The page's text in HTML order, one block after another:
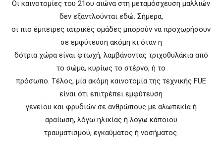
Οι καινοτομίες του 21ου αιώνα στη μεταμόσχευση μαλλιών
δεν εξαντλούνται εδώ. Σήμερα,
οι πιο έμπειρες ιατρικές ομάδες μπορούν να προχωρήσουν
σε εμφύτευση ακόμη κι όταν η
δότρια χώρα είναι φτωχή, λαμβάνοντας τριχοθυλάκια από
το σώμα, κυρίως το στέρνο, ή το
πρόσωπο. Τέλος, μία ακόμη καινοτομία της τεχνικής FUE
είναι ότι επιτρέπει εμφύτευση
γενείου και φρυδιών σε ανθρώπους με αλωπεκία ή
αραίωση, λόγω ηλικίας ή λόγω κάποιου
τραυματισμού, εγκαύματος ή νοσήματος.